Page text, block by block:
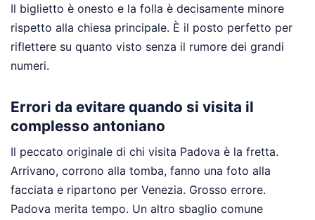
Il biglietto è onesto e la folla è decisamente minore
rispetto alla chiesa principale. È il posto perfetto per
riflettere su quanto visto senza il rumore dei grandi
numeri.
Errori da evitare quando si visita il
complesso antoniano
Il peccato originale di chi visita Padova è la fretta.
Arrivano, corrono alla tomba, fanno una foto alla
facciata e ripartono per Venezia. Grosso errore.
Padova merita tempo. Un altro sbaglio comune